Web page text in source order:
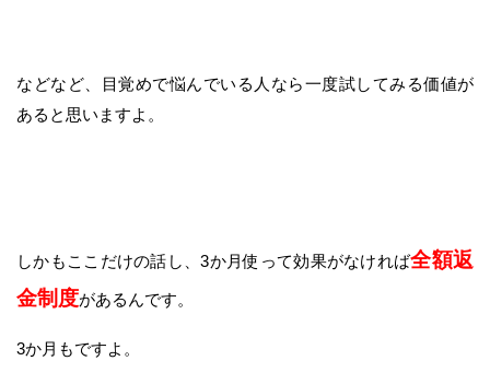
などなど、目覚めで悩んでいる人なら一度試してみる価値が
あると思いますよ。
しかもここだけの話し、3か月使って効果がなければ全額返
金制度があるんです。
3か月もですよ。